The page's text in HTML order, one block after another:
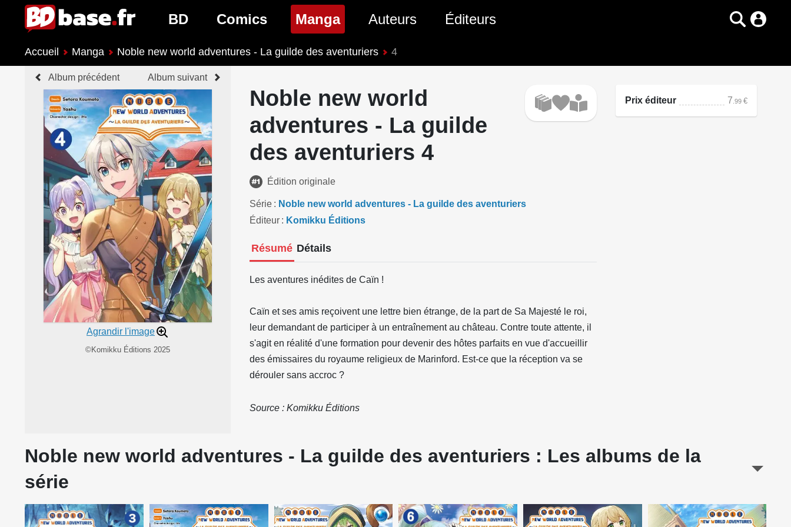
BD
Nouveautés BD
Prochaines sorties BD
Genres BD
Comics
Nouveautés Comics
Genres Comics
Manga(page courante)
Nouveautés Manga
Auteurs Éditeurs
Accueil Manga Noble new world adventures - La guilde des aventuriers 4
Album précédent Album suivant
Agrandir l'image
©Komikku Éditions 2025
Noble new world
adventures - La guilde
des aventuriers 4
Édition originale
Série
Noble new world adventures - La guilde des aventuriers
Éditeur
Komikku Éditions
Résumé Détails
Les aventures inédites de Caïn !
Caïn et ses amis reçoivent une lettre bien étrange, de la part de Sa Majesté le roi,
leur demandant de participer à un entraînement au château. Contre toute attente, il
s'agit en réalité d'une formation pour devenir des hôtes parfaits en vue d'accueillir
des émissaires du royaume religieux de Marinford. Est-ce que la réception va se
dérouler sans accroc ?
Source : Komikku Éditions
Prix éditeur 7 .99 €
Noble new world adventures - La guilde des aventuriers : Les albums de la
série